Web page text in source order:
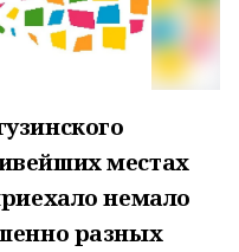
местах
немало
разных